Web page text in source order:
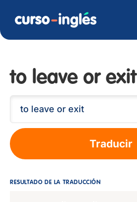
to leave or exit
Traducir
RESULTADO DE LA TRADUCCIÓN